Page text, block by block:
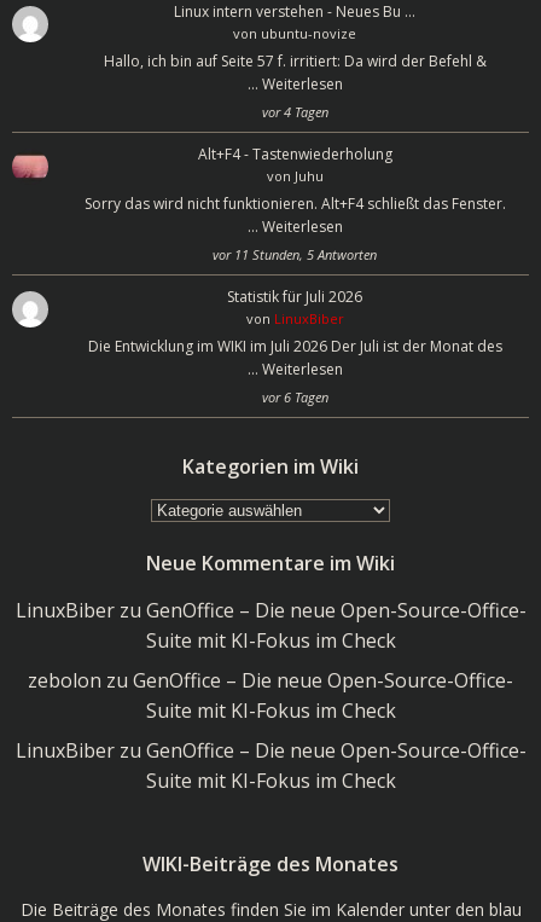
Linux intern verstehen - Neues Bu …
von ubuntu-novize
Hallo, ich bin auf Seite 57 f. irritiert: Da wird der Befehl &
… Weiterlesen
vor 4 Tagen
Alt+F4 - Tastenwiederholung
von Juhu
Sorry das wird nicht funktionieren. Alt+F4 schließt das Fenster.
… Weiterlesen
vor 11 Stunden, 5 Antworten
Statistik für Juli 2026
von LinuxBiber
Die Entwicklung im WIKI im Juli 2026 Der Juli ist der Monat des
… Weiterlesen
vor 6 Tagen
Kategorien im Wiki
Kategorien
Wiki
Neue Kommentare im Wiki
LinuxBiberzu GenOffice – Die neue Open-Source-Office-
Suite mit KI-Fokus im Check
zebolon zu GenOffice – Die neue Open-Source-Office-
Suite mit KI-Fokus im Check
LinuxBiberzu GenOffice – Die neue Open-Source-Office-
Suite mit KI-Fokus im Check
WIKI-Beiträge des Monates
Die Beiträge des Monates finden Sie im Kalender unter den blau